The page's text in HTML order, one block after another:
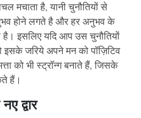
मचाता है, यानी चुनौतियों से
होने लगते है और हर अनुभव के
इसलिए यदि आप उस चुनौतियों
इसके जरिये अपने मन को पॉज़िटिव
को भी स्ट्रॉन्ग बनाते हैं, जिसके
हैं।
द्वार